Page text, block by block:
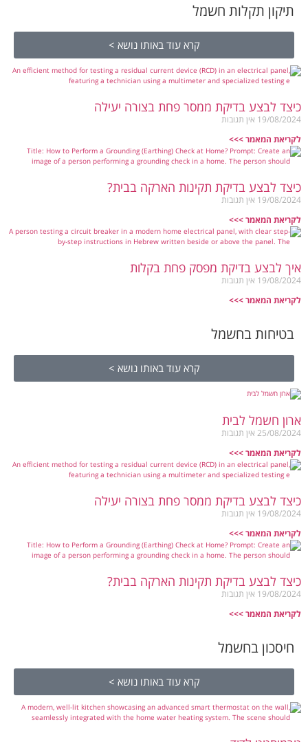
תיקון תקלות חשמל
קרא עוד באותו נושא >
כיצד לבצע בדיקת ממסר פחת בצורה יעילה
19/08/2024 אין תגובות
לקריאת המאמר >>>
כיצד לבצע בדיקת תקינות הארקה בבית?
19/08/2024 אין תגובות
לקריאת המאמר >>>
איך לבצע בדיקת מפסק פחת בקלות
19/08/2024 אין תגובות
לקריאת המאמר >>>
בטיחות בחשמל
קרא עוד באותו נושא >
ארון חשמל לבית
25/08/2024 אין תגובות
לקריאת המאמר >>>
כיצד לבצע בדיקת ממסר פחת בצורה יעילה
19/08/2024 אין תגובות
לקריאת המאמר >>>
כיצד לבצע בדיקת תקינות הארקה בבית?
19/08/2024 אין תגובות
לקריאת המאמר >>>
חיסכון בחשמל
קרא עוד באותו נושא >